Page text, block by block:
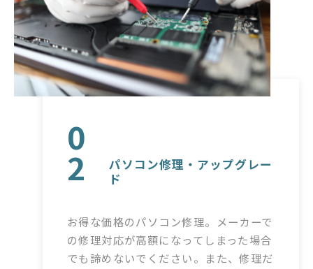
0
2
パソコン修理・アップグレー
ド
お得な価格のパソコン修理。メーカーで
の修理対応が高額になってしまった場合
でも諦めないでください。また、修理だ